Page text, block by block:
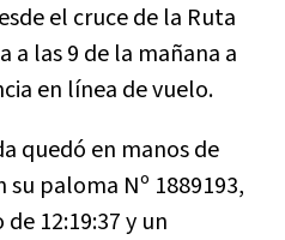
el cruce de la Ruta
a las 9 de la mañana a
en línea de vuelo.
quedó en manos de
paloma Nº 1889193,
12:19:37 y un